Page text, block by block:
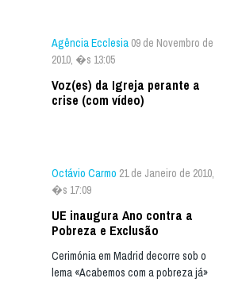
Agência Ecclesia 09 de Novembro de
2010, �s 13:05
Voz(es) da Igreja perante a
crise (com vídeo)
Octávio Carmo 21 de Janeiro de 2010,
�s 17:09
UE inaugura Ano contra a
Pobreza e Exclusão
Cerimónia em Madrid decorre sob o
lema «Acabemos com a pobreza já»